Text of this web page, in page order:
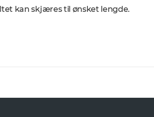
kan skjæres til ønsket lengde.